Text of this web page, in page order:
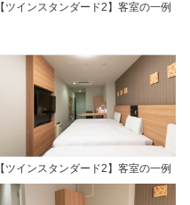
【ツインスタンダード2】客室の一例
【ツインスタンダード2】客室の一例